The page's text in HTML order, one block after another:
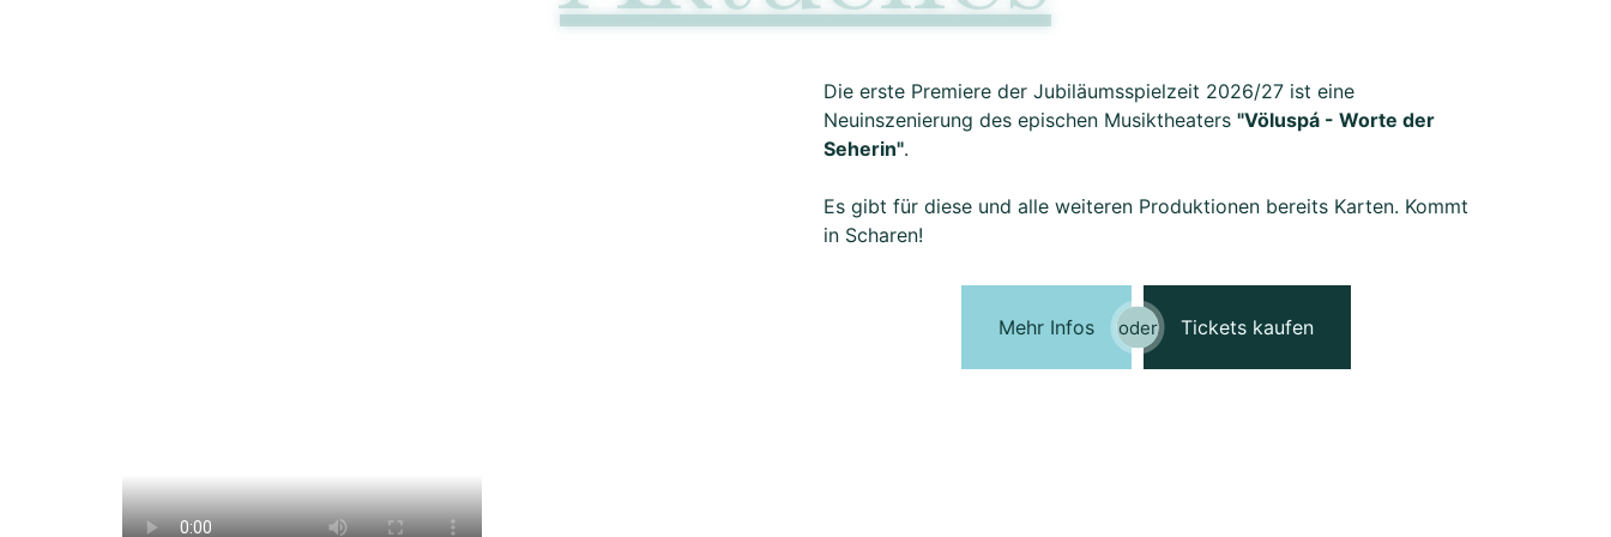
Die erste Premiere der Jubiläumsspielzeit 2026/27 ist eine
Neuinszenierung des epischen Musiktheaters "Völuspá - Worte der
Seherin".
Es gibt für diese und alle weiteren Produktionen bereits Karten. Kommt
in Scharen!
Mehr Infos oder Tickets kaufen